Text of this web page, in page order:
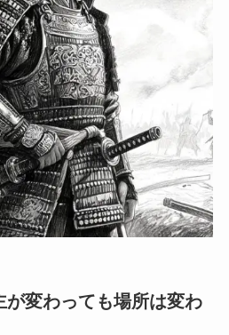
変わっても場所は変わ